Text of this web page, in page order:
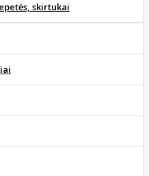
skirtukai